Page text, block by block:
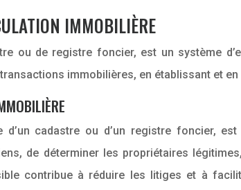
IMMOBILIÈRE
ou de registre foncier, est un système
immobilières, en établissant et
d’un cadastre ou d’un registre foncier,
de déterminer les propriétaires
contribue à réduire les litiges et à